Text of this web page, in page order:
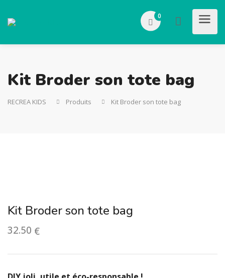
0
Kit Broder son tote bag
RECREA KIDS Produits Kit Broder son tote bag
Kit Broder son tote bag
32.50 €